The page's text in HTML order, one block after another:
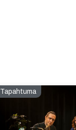
Tapahtuma